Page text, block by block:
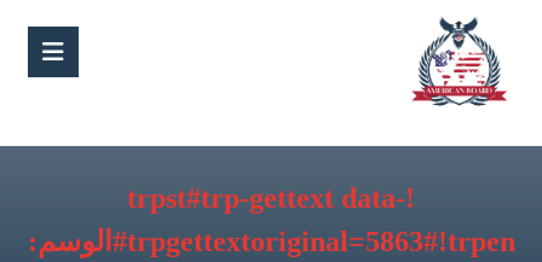
!trpst#trp-gettext data-
trpgettextoriginal=5863#!trpen#الوسم: